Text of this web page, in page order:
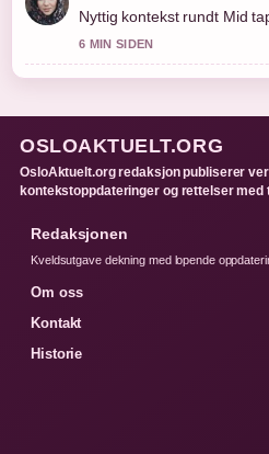
Nyttig kontekst rundt Mid
6 MIN SIDEN
OSLOAKTUELT.ORG
OsloAktuelt.org redaksjon publiserer
kontekstoppdateringer og rettelser med
Redaksjonen
Kveldsutgave dekning med lopende
Om oss
Kontakt
Historie